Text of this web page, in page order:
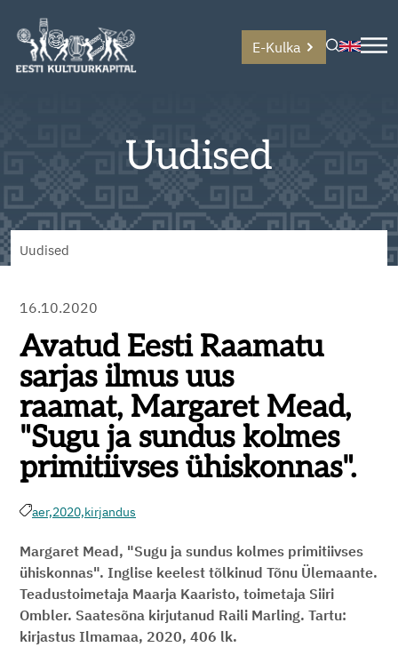
E-Kulka
Uudised
Uudised
16.10.2020
Avatud Eesti Raamatu
sarjas ilmus uus
raamat, Margaret Mead,
"Sugu ja sundus kolmes
primitiivses ühiskonnas".
aer,2020,kirjandus
Margaret Mead, "Sugu ja sundus kolmes primitiivses
ühiskonnas". Inglise keelest tõlkinud Tõnu Ülemaante.
Teadustoimetaja Maarja Kaaristo, toimetaja Siiri
Ombler. Saatesõna kirjutanud Raili Marling. Tartu:
kirjastus Ilmamaa, 2020, 406 lk.